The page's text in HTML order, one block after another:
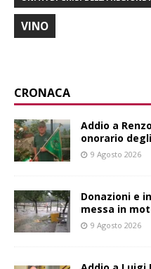
VINO
CRONACA
Addio a
onorario
9 Agosto 2026
Donazioni e
messa in
9 Agosto 2026